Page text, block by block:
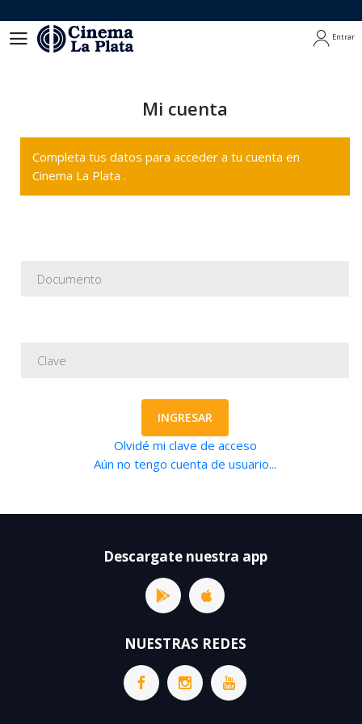
Entrar
Mi cuenta
Completa tus datos para acceder a tu cuenta en
Cinema La Plata .
INGRESAR
Olvidé mi clave de acceso
Aún no tengo cuenta de usuario...
Descargate nuestra app
NUESTRAS REDES